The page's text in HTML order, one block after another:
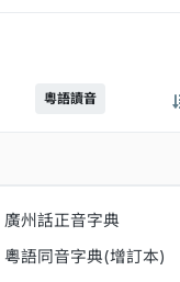
粵語讀音
廣州話正音字典
粵語同音字典(增訂本)